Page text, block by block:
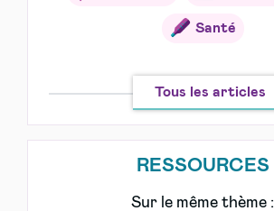
Santé
Tous les articles
RESSOURCES
Sur le même thème :